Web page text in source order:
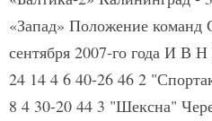
«Запад» Положение команд
сентября 2007-го года И В
24 14 4 6 40-26 46 2
8 4 30-20 44 3 "Шексна"